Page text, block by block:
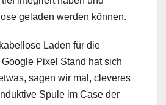
geladen werden können.
Laden für die
Pixel Stand hat sich
sagen wir mal, cleveres
Spule im Case der